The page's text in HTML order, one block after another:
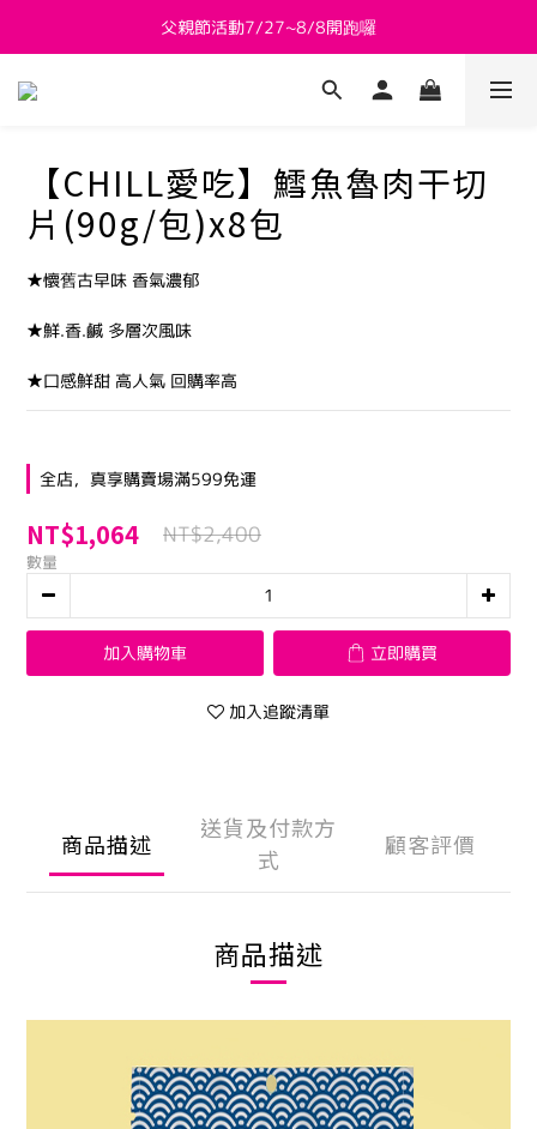
新會員送 $800購物金
父親節活動7/27~8/8開跑囉
新會員送 $800購物金
【CHILL愛吃】鱈魚魯肉干切
片(90g/包)x8包
★懷舊古早味 香氣濃郁
★鮮.香.鹹 多層次風味
★口感鮮甜 高人氣 回購率高
全店，真享購賣場滿599免運
NT$1,064 NT$2,400
數量
加入購物車 立即購買
加入追蹤清單
商品描述
送貨及付款方
式
顧客評價
商品描述